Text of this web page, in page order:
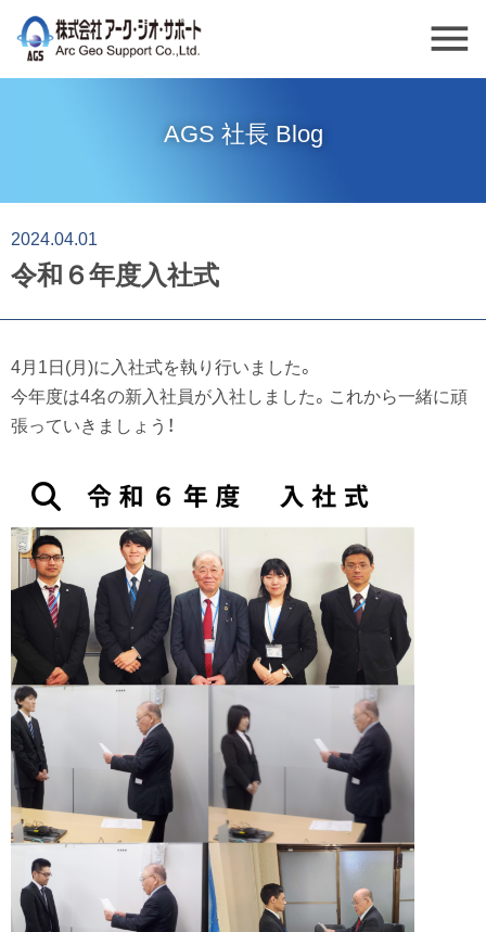
menu
AGS 社長 Blog
2024.04.01
令和６年度入社式
4月1日(月)に入社式を執り行いました。
今年度は4名の新入社員が入社しました。これから一緒に頑
張っていきましょう！